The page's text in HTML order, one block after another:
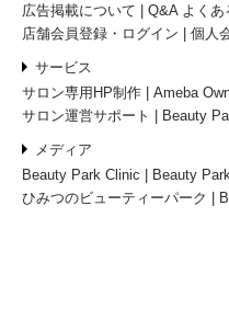
広告掲載について
Q&A よくあ
店舗会員登録・ログイン
個人
サービス
サロン専用HP制作
Ameba
サロン運営サポート
Beauty
メディア
Beauty Park Clinic
Beauty
ひみつのビューティーパーク